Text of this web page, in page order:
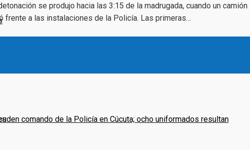
se produjo hacia las 3:15 de la madrugada, cuando un camión
frente a las instalaciones de la Policía. Las primeras…